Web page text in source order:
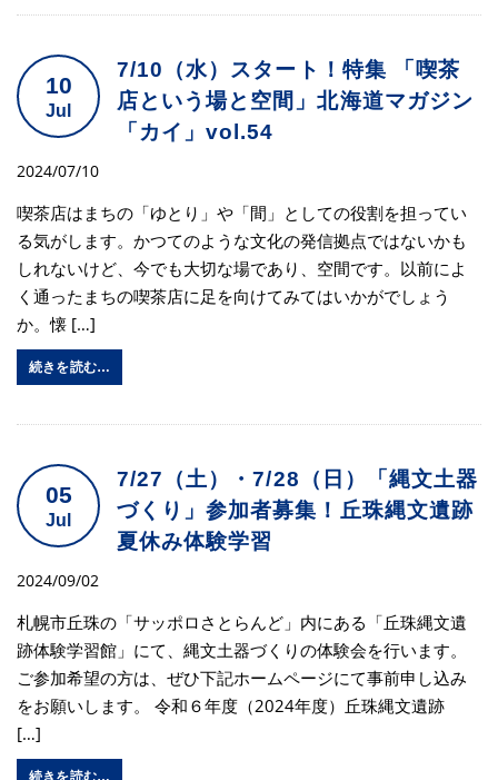
10
Jul
7/10（水）スタート！特集 「喫茶
店という場と空間」北海道マガジン
「カイ」vol.54
2024/07/10
喫茶店はまちの「ゆとり」や「間」としての役割を担ってい
る気がします。かつてのような文化の発信拠点ではないかも
しれないけど、今でも大切な場であり、空間です。以前によ
く通ったまちの喫茶店に足を向けてみてはいかがでしょう
か。懐 […]
続きを読む…
05
Jul
7/27（土）・7/28（日）「縄文土器
づくり」参加者募集！丘珠縄文遺跡
夏休み体験学習
2024/09/02
札幌市丘珠の「サッポロさとらんど」内にある「丘珠縄文遺
跡体験学習館」にて、縄文土器づくりの体験会を行います。
ご参加希望の方は、ぜひ下記ホームページにて事前申し込み
をお願いします。 令和６年度（2024年度）丘珠縄文遺跡
[…]
続きを読む…